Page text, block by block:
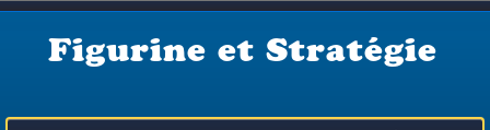
Figurine et Stratégie